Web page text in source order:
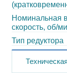
Номинальная
скорость, об/
Тип редуктора